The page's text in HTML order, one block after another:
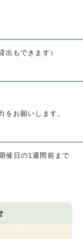
出もできます）
お願いします。
催日の1週間前まで